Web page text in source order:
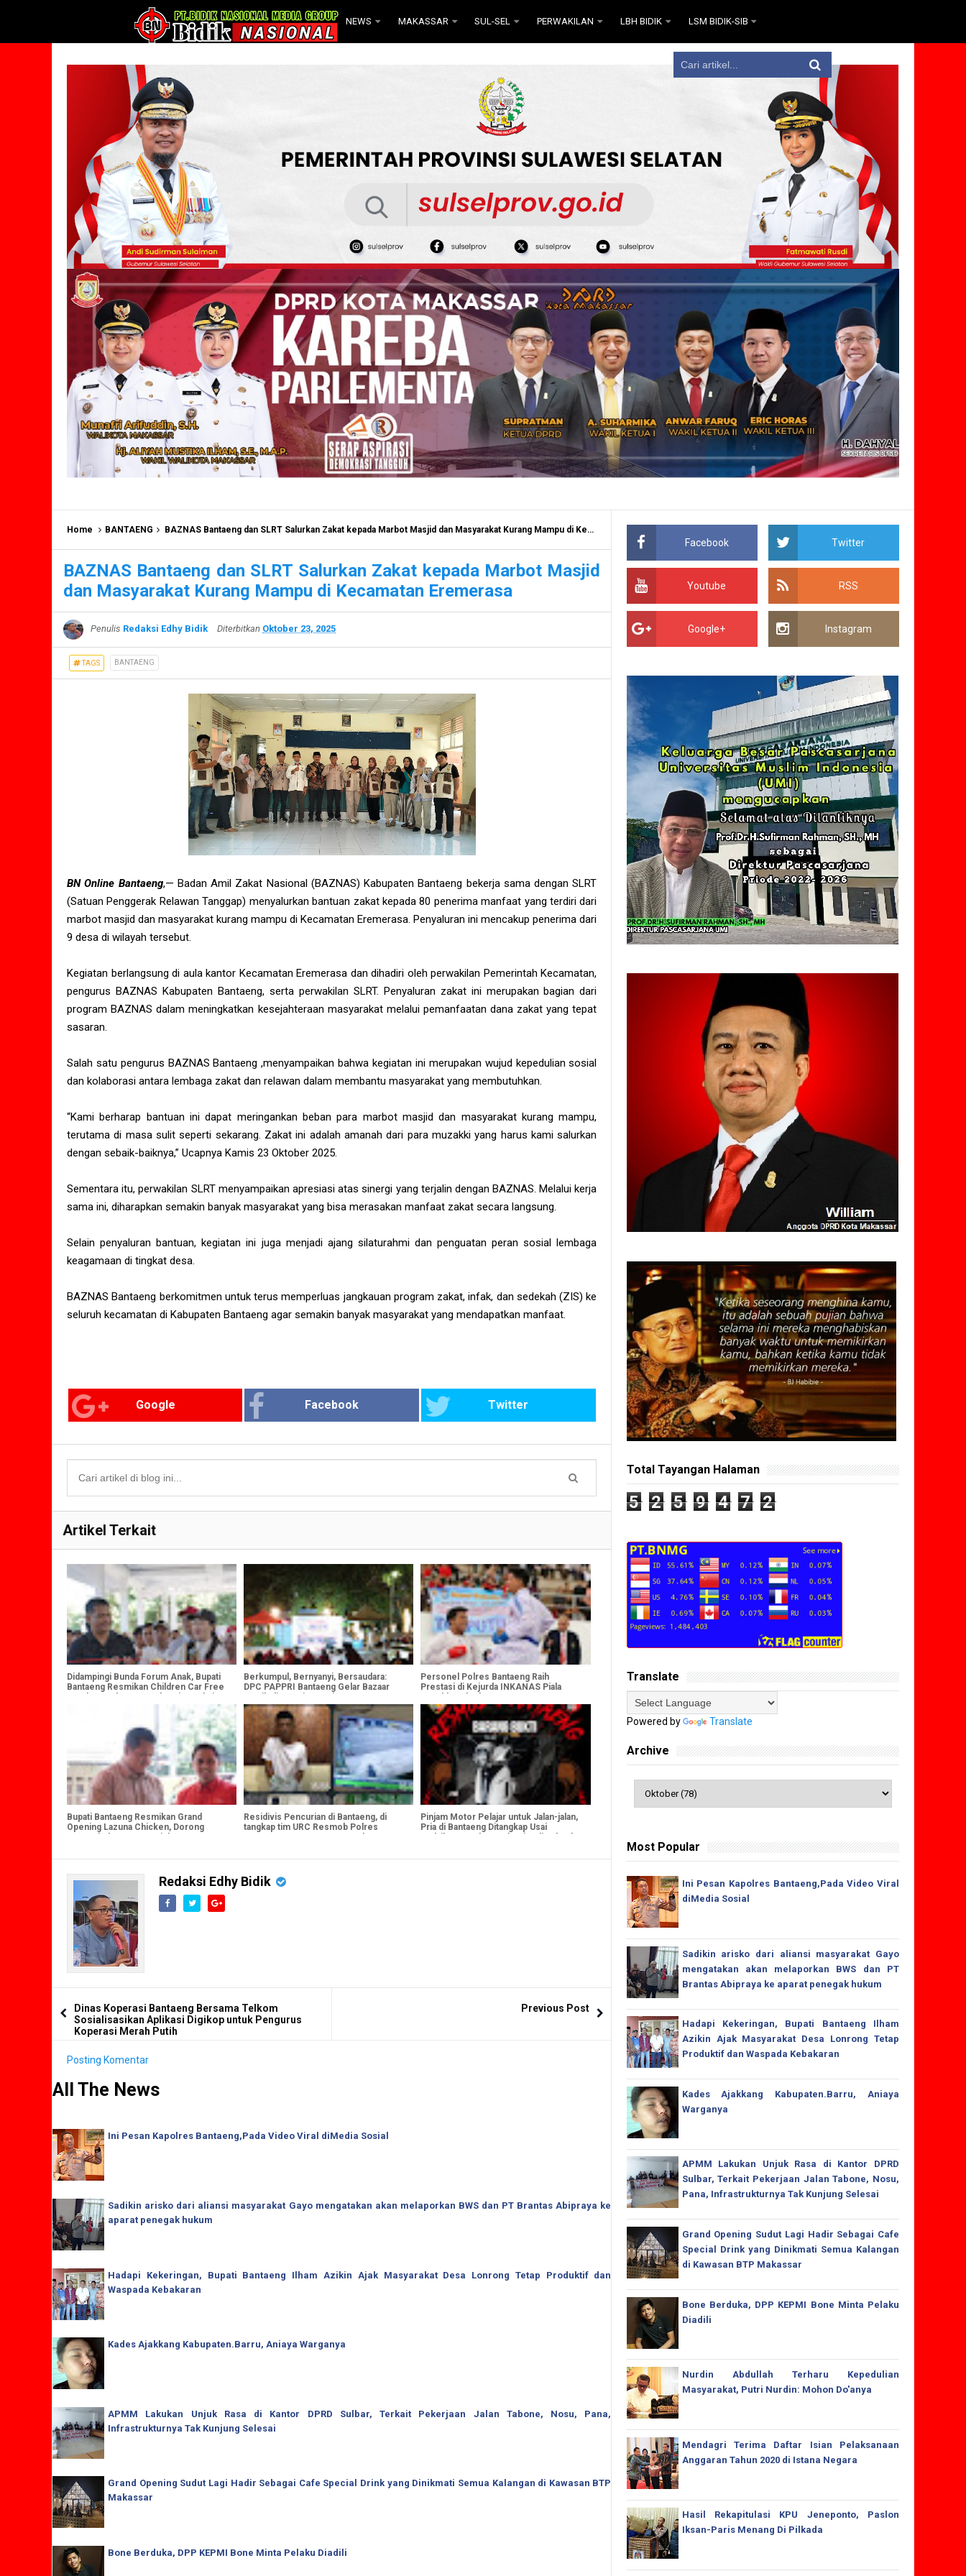
NEWS MAKASSAR SUL-SEL PERWAKILAN LBH BIDIK LSM BIDIK-SIB
Home BANTAENG BAZNAS Bantaeng dan SLRT Salurkan Zakat kepada Marbot Masjid dan Masyarakat Kurang Mampu di Kecamatan Eremerasa
BAZNAS Bantaeng dan SLRT Salurkan Zakat kepada Marbot Masjid
dan Masyarakat Kurang Mampu di Kecamatan Eremerasa
Penulis Redaksi Edhy Bidik Diterbitkan Oktober 23, 2025
TAGS BANTAENG
BN Online Bantaeng,— Badan Amil Zakat Nasional (BAZNAS) Kabupaten Bantaeng bekerja sama dengan SLRT
(Satuan Penggerak Relawan Tanggap) menyalurkan bantuan zakat kepada 80 penerima manfaat yang terdiri dari
marbot masjid dan masyarakat kurang mampu di Kecamatan Eremerasa. Penyaluran ini mencakup penerima dari
9 desa di wilayah tersebut.
Kegiatan berlangsung di aula kantor Kecamatan Eremerasa dan dihadiri oleh perwakilan Pemerintah Kecamatan,
pengurus BAZNAS Kabupaten Bantaeng, serta perwakilan SLRT. Penyaluran zakat ini merupakan bagian dari
program BAZNAS dalam meningkatkan kesejahteraan masyarakat melalui pemanfaatan dana zakat yang tepat
sasaran.
Salah satu pengurus BAZNAS Bantaeng ,menyampaikan bahwa kegiatan ini merupakan wujud kepedulian sosial
dan kolaborasi antara lembaga zakat dan relawan dalam membantu masyarakat yang membutuhkan.
“Kami berharap bantuan ini dapat meringankan beban para marbot masjid dan masyarakat kurang mampu,
terutama di masa sulit seperti sekarang. Zakat ini adalah amanah dari para muzakki yang harus kami salurkan
dengan sebaik-baiknya,” Ucapnya Kamis 23 Oktober 2025.
Sementara itu, perwakilan SLRT menyampaikan apresiasi atas sinergi yang terjalin dengan BAZNAS. Melalui kerja
sama ini, diharapkan semakin banyak masyarakat yang bisa merasakan manfaat zakat secara langsung.
Selain penyaluran bantuan, kegiatan ini juga menjadi ajang silaturahmi dan penguatan peran sosial lembaga
keagamaan di tingkat desa.
BAZNAS Bantaeng berkomitmen untuk terus memperluas jangkauan program zakat, infak, dan sedekah (ZIS) ke
seluruh kecamatan di Kabupaten Bantaeng agar semakin banyak masyarakat yang mendapatkan manfaat.
Google Facebook Twitter
Artikel Terkait
Didampingi Bunda Forum Anak, Bupati
Bantaeng Resmikan Children Car Free
Day dan Market Day Sebagai Rangkaian
Berkumpul, Bernyanyi, Bersaudara:
DPC PAPPRI Bantaeng Gelar Bazaar
Musik di Pantai Seruni
Personel Polres Bantaeng Raih
Prestasi di Kejurda INKANAS Piala
Kapolda Sulsel 2026
Bupati Bantaeng Resmikan Grand
Opening Lazuna Chicken, Dorong
Pertumbuhan Investasi dan UMKM
Residivis Pencurian di Bantaeng, di
tangkap tim URC Resmob Polres
Bantaeng , Dua Kasus Terungkap
Pinjam Motor Pelajar untuk Jalan-jalan,
Pria di Bantaeng Ditangkap Usai
Gadaikan Kendaraan demi Beli Sabu dan
Redaksi Edhy Bidik
Dinas Koperasi Bantaeng Bersama Telkom
Sosialisasikan Aplikasi Digikop untuk Pengurus
Koperasi Merah Putih
Previous Post
Posting Komentar
All The News
Ini Pesan Kapolres Bantaeng,Pada Video Viral diMedia Sosial
Sadikin arisko dari aliansi masyarakat Gayo mengatakan akan melaporkan BWS dan PT Brantas Abipraya ke
aparat penegak hukum
Hadapi Kekeringan, Bupati Bantaeng Ilham Azikin Ajak Masyarakat Desa Lonrong Tetap Produktif dan
Waspada Kebakaran
Kades Ajakkang Kabupaten.Barru, Aniaya Warganya
APMM Lakukan Unjuk Rasa di Kantor DPRD Sulbar, Terkait Pekerjaan Jalan Tabone, Nosu, Pana,
Infrastrukturnya Tak Kunjung Selesai
Grand Opening Sudut Lagi Hadir Sebagai Cafe Special Drink yang Dinikmati Semua Kalangan di Kawasan BTP
Makassar
Bone Berduka, DPP KEPMI Bone Minta Pelaku Diadili
Facebook Twitter
Youtube RSS
Google+ Instagram
Total Tayangan Halaman
5 2 5 9 4 7 2
Translate
Powered by Translate
Archive
Most Popular
Ini Pesan Kapolres Bantaeng,Pada Video Viral
diMedia Sosial
Sadikin arisko dari aliansi masyarakat Gayo
mengatakan akan melaporkan BWS dan PT
Brantas Abipraya ke aparat penegak hukum
Hadapi Kekeringan, Bupati Bantaeng Ilham
Azikin Ajak Masyarakat Desa Lonrong Tetap
Produktif dan Waspada Kebakaran
Kades Ajakkang Kabupaten.Barru, Aniaya
Warganya
APMM Lakukan Unjuk Rasa di Kantor DPRD
Sulbar, Terkait Pekerjaan Jalan Tabone, Nosu,
Pana, Infrastrukturnya Tak Kunjung Selesai
Grand Opening Sudut Lagi Hadir Sebagai Cafe
Special Drink yang Dinikmati Semua Kalangan
di Kawasan BTP Makassar
Bone Berduka, DPP KEPMI Bone Minta Pelaku
Diadili
Nurdin Abdullah Terharu Kepedulian
Masyarakat, Putri Nurdin: Mohon Do'anya
Mendagri Terima Daftar Isian Pelaksanaan
Anggaran Tahun 2020 di Istana Negara
Hasil Rekapitulasi KPU Jeneponto, Paslon
Iksan-Paris Menang Di Pilkada